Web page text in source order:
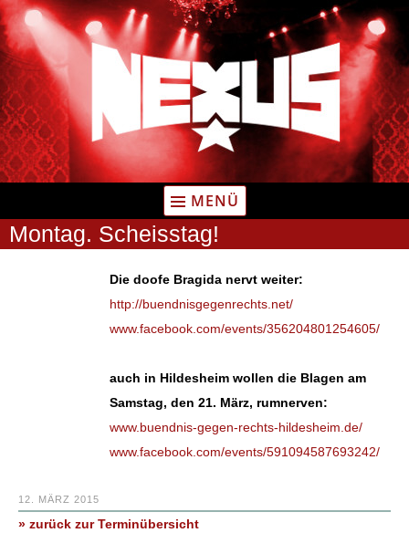
Zum
Inhalt
springen
MENÜ
Montag. Scheisstag!
Die doofe Bragida nervt weiter:
http://buendnisgegenrechts.net/
www.facebook.com/events/356204801254605/
auch in Hildesheim wollen die Blagen am
Samstag, den 21. März, rumnerven:
www.buendnis-gegen-rechts-hildesheim.de/
www.facebook.com/events/591094587693242/
12. MÄRZ 2015
» zurück zur Terminübersicht